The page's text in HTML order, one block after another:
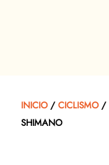
INICIO/ CICLISMO/
SHIMANO